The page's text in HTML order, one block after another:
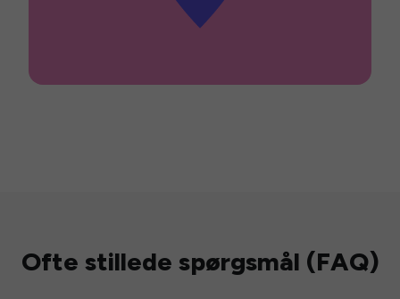
Ofte stillede spørgsmål (FAQ)